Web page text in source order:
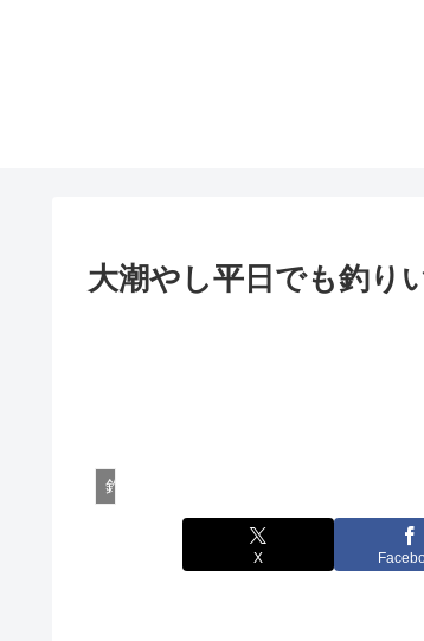
大潮やし平日でも釣り
釣行記
X